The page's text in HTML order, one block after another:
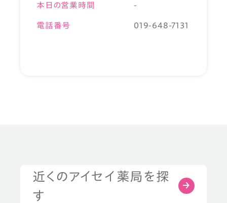
本日の営業時間 -
電話番号 019-648-7131
近くのアイセイ薬局を探
す